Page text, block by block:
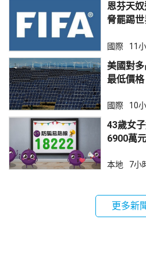
恩芬天
脅罷踢
國際 11
美國對
最低價
國際 10
43歲女
6900萬元
本地 7小
更多新